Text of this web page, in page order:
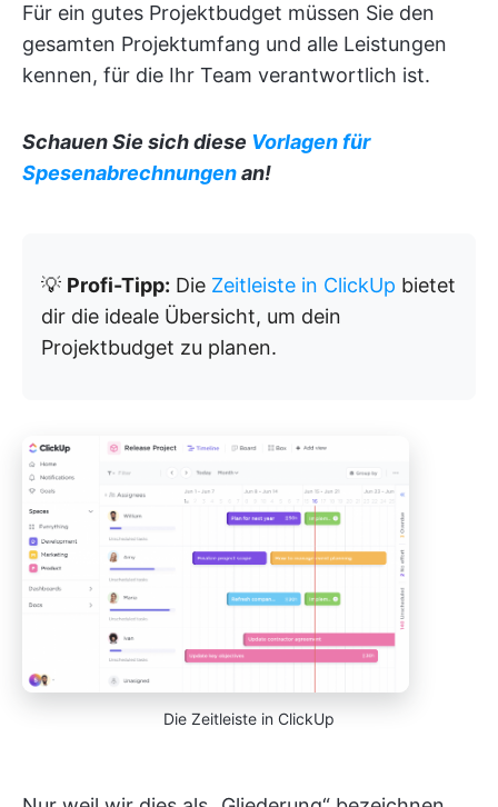
Für ein gutes Projektbudget müssen Sie den
gesamten Projektumfang und alle Leistungen
kennen, für die Ihr Team verantwortlich ist.
Schauen Sie sich diese Vorlagen für
Spesenabrechnungenan!
💡 Profi-Tipp: Die Zeitleiste in ClickUp bietet
dir die ideale Übersicht, um dein
Projektbudget zu planen.
Die Zeitleiste in ClickUp